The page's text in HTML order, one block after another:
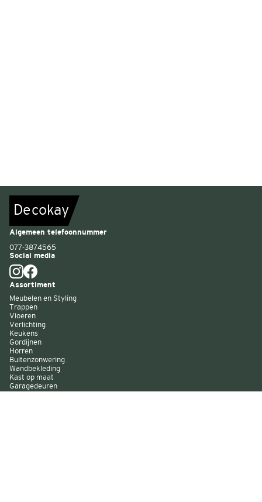
Decokay
Algemeen telefoonnummer
077-3874565
Social media
Assortiment
Meubelen en Styling
Trappen
Vloeren
Verlichting
Keukens
Gordijnen
Horren
Buitenzonwering
Wandbekleding
Kast op maat
Garagedeuren
Binnenverf